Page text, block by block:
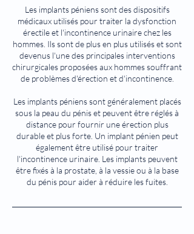
Les implants péniens sont des dispositifs
médicaux utilisés pour traiter la dysfonction
érectile et l'incontinence urinaire chez les
hommes. Ils sont de plus en plus utilisés et sont
devenus l'une des principales interventions
chirurgicales proposées aux hommes souffrant
de problèmes d'érection et d'incontinence.
Les implants péniens sont généralement placés
sous la peau du pénis et peuvent être réglés à
distance pour fournir une érection plus
durable et plus forte. Un implant pénien peut
également être utilisé pour traiter
l'incontinence urinaire. Les implants peuvent
être fixés à la prostate, à la vessie ou à la base
du pénis pour aider à réduire les fuites.